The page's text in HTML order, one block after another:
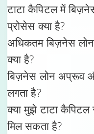
टाटा कैपिटल में
प्रोसेस क्या है?
अधिकतम बिज़नेस लोन
क्या है?
बिज़नेस लोन अप्रूव
लगता है?
क्या मुझे टाटा
मिल सकता है?